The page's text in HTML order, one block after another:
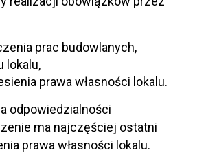
prac budowlanych,
lokalu,
prawa własności lokalu.
odpowiedzialności
ma najczęściej ostatni
prawa własności lokalu.